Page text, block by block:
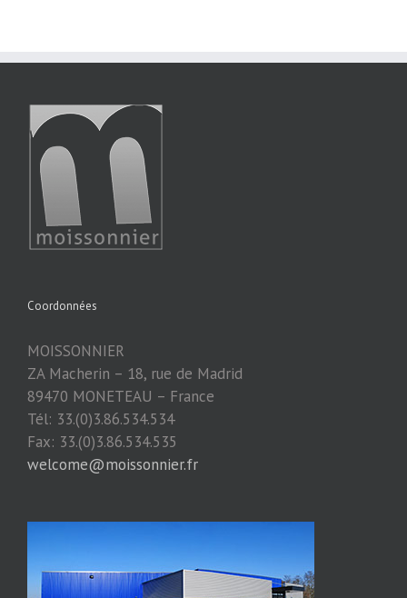
Coordonnées
MOISSONNIER
ZA Macherin – 18, rue de Madrid
89470 MONETEAU – France
Tél: 33.(0)3.86.534.534
Fax: 33.(0)3.86.534.535
welcome@moissonnier.fr